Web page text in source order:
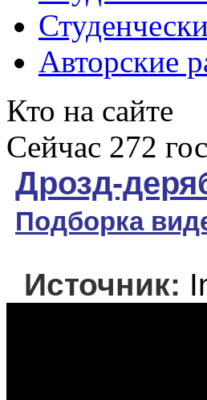
Авторские
Кто на сайте
Сейчас 272
Дрозд-
Подборка
Источник: